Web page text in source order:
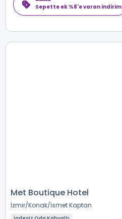
Sepette ek %8'e varan indirim
Met Boutique Hotel
İzmir Konak İsmet Kaptan